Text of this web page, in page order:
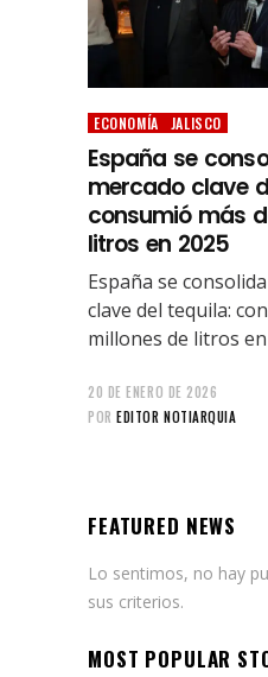
ECONOMÍA JALISCO
España se
mercado clave
consumió más
litros en 2025
España se
clave del tequila:
millones de litros en
20 DE ENERO DE 2026
POR EDITOR NOTIARQUIA
FEATURED NEWS
Lo sentimos, no hay
sus criterios.
MOST POPULAR